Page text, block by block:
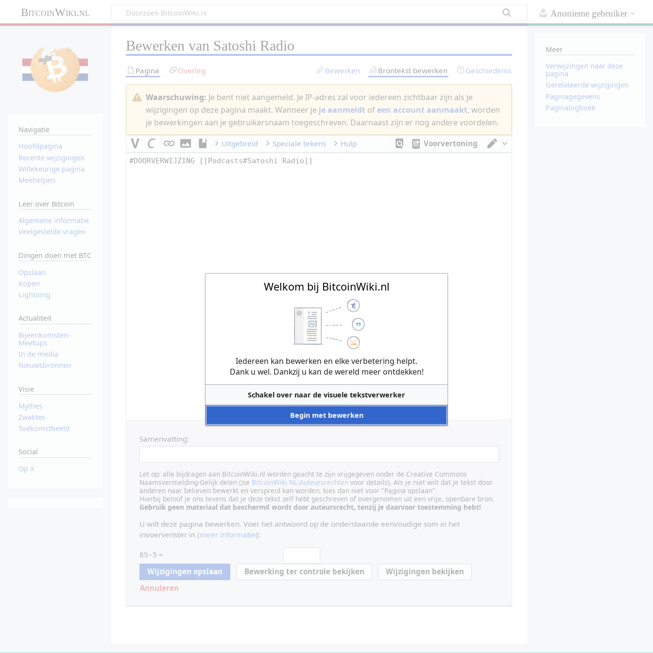
Anonieme gebruiker
BitcoinWiki.nl
Bewerken van Satoshi Radio
Pagina Overleg Bewerken Brontekst bewerken Geschiedenis
Waarschuwing: Je bent niet aangemeld. Je IP-adres zal voor iedereen zichtbaar zijn als je
wijzigingen op deze pagina maakt. Wanneer je je aanmeldt of een account aanmaakt, worden
je bewerkingen aan je gebruikersnaam toegeschreven. Daarnaast zijn er nog andere voordelen.
Voorvertoning
Van tekstverwerker omschakelen
Uitgebreid Speciale tekens Hulp
Samenvatting:
Let op: alle bijdragen aan BitcoinWiki.nl worden geacht te zijn vrijgegeven onder de Creative Commons
Naamsvermelding-Gelijk delen (zie BitcoinWiki NL:Auteursrechten voor details). Als je niet wilt dat je tekst door
anderen naar believen bewerkt en verspreid kan worden, kies dan niet voor "Pagina opslaan".
Hierbij beloof je ons tevens dat je deze tekst zelf hebt geschreven of overgenomen uit een vrije, openbare bron.
Gebruik geen materiaal dat beschermd wordt door auteursrecht, tenzij je daarvoor toestemming hebt!
U wilt deze pagina bewerken. Voer het antwoord op de onderstaande eenvoudige som in het
invoervenster in (meer informatie):
85−5 =
Annuleren
Navigatie
Hoofdpagina
Recente wijzigingen
Willekeurige pagina
Meehelpen
Leer over Bitcoin
Algemene informatie
Veelgestelde vragen
Dingen doen met BTC
Opslaan
Kopen
Lightning
Actualiteit
Bijeenkomsten-
Meetups
In de media
Nieuwsbronnen
Visie
Mythes
Zwaktes
Toekomstbeeld
Social
Op X
Meer
Verwijzingen naar deze
pagina
Gerelateerde wijzigingen
Paginagegevens
Paginalogboek
Welkom bij BitcoinWiki.nl
Iedereen kan bewerken en elke verbetering helpt.
Dank u wel. Dankzij u kan de wereld meer ontdekken!
Schakel over naar de visuele tekstverwerker
Begin met bewerken